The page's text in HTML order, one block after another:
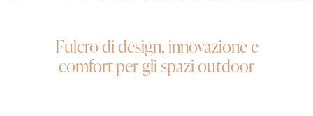
Fulcro di design, innovazione e
comfort per gli spazi outdoor